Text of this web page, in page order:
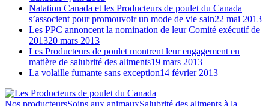
Natation Canada et les Producteurs de poulet du Canada
s’associent pour promouvoir un mode de vie sain22 mai 2013
Les PPC annoncent la nomination de leur Comité exécutif de
201320 mars 2013
Les Producteurs de poulet montrent leur engagement en
matière de salubrité des aliments19 mars 2013
La volaille fumante sans exception14 février 2013
Nos producteursSoins aux animauxSalubrité des aliments à la